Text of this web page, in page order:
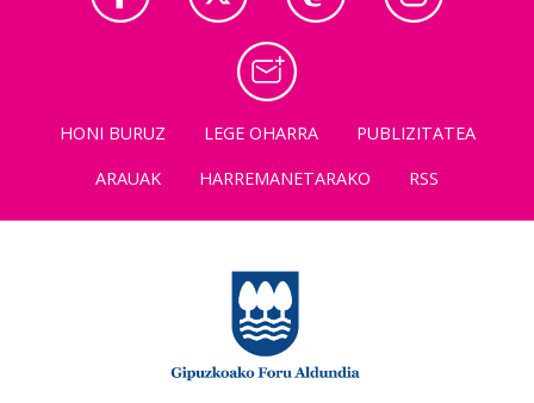
HONI BURUZ LEGE OHARRA
PUBLIZITATEA
ARAUAK
HARREMANETARAKO RSS